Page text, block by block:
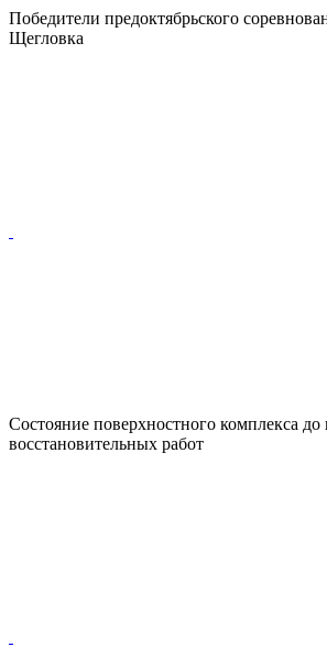
Победители предоктябрьского
Щегловка
Состояние поверхностного комплекса до
восстановительных работ